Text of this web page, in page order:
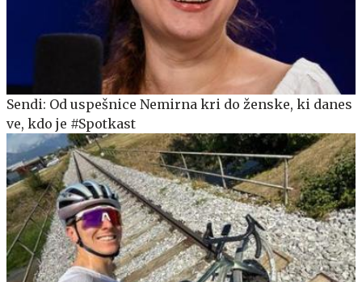
Sendi: Od uspešnice Nemirna kri do ženske, ki danes
ve, kdo je #Spotkast